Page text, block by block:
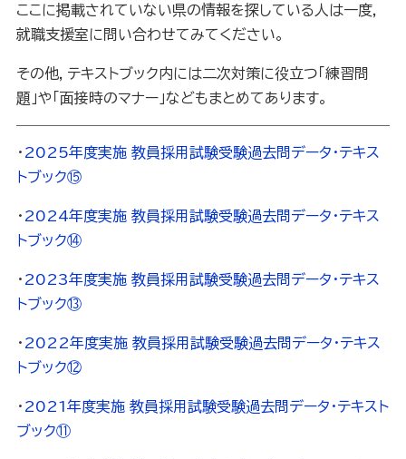
ここに掲載されていない県の情報を探している人は一度，
就職支援室に問い合わせてみてください。
その他，テキストブック内には二次対策に役立つ「練習問
題」や「面接時のマナー」などもまとめてあります。
・ 2025年度実施 教員採用試験受験過去問データ・テキス
トブック⑮
・ 2024年度実施 教員採用試験受験過去問データ・テキス
トブック⑭
・ 2023年度実施 教員採用試験受験過去問データ・テキス
トブック⑬
・ 2022年度実施 教員採用試験受験過去問データ・テキス
トブック⑫
・ 2021年度実施 教員採用試験受験過去問データ・テキスト
ブック⑪